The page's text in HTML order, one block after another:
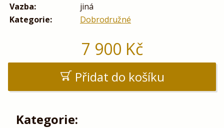
Vazba:
jiná
Kategorie:
Dobrodružné
7 900 Kč
Přidat do košíku
Kategorie: